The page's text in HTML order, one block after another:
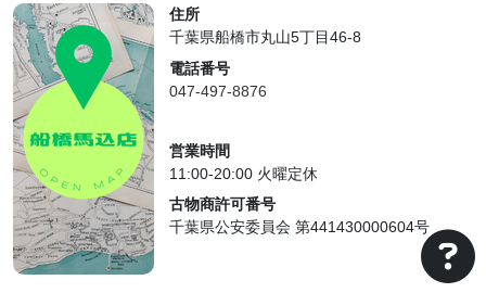
住所
千葉県船橋市丸山5丁目46-8
電話番号
047-497-8876
営業時間
11:00-20:00 火曜定休
古物商許可番号
千葉県公安委員会 第441430000604号